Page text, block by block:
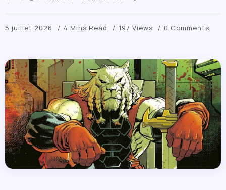
5 juillet 2026 4 Mins Read 197 Views 0 Comments